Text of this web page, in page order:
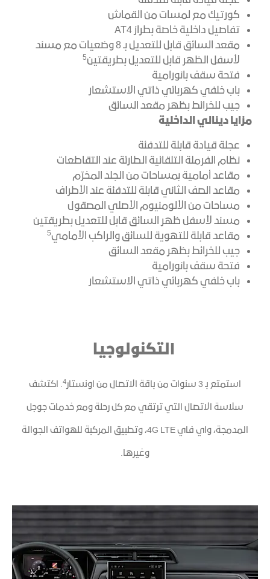
كورتيك مع لمسات من القماش
تفاصيل داخلية خاصة بطراز AT4
مقعد السائق قابل للتعديل بـ 8 وضعيات مع مسند
لأسفل الظهر قابل للتعديل بطريقتين5
فتحة سقف بانورامية
باب خلفي كهربائي ذاتي الاستشعار
جيب للخرائط بظهر مقعد السائق
مزايا دينالي الداخلية
عجلة قيادة قابلة للتدفئة
نظام الفرملة التلقائية الطارئة عند التقاطعات
مقاعد أمامية بمساحات من الجلد المخرّم
مقاعد الصف الثاني قابلة للتدفئة عند الأطراف
مساحات من الألومنيوم الأصلي المصقول
مسند لأسفل ظهر السائق قابل للتعديل بطريقتين
مقاعد قابلة للتهوية للسائق والراكب الأمامي5
جيب للخرائط بظهر مقعد السائق
فتحة سقف بانورامية
باب خلفي كهربائي ذاتي الاستشعار
التكنولوجيا
استمتع بـ 3 سنوات من باقة الاتصال من اونستار 4. اكتشف
سلاسة الاتصال التي ترتقي مع كل رحلة ومع خدمات جوجل
المدمجة، واي فاي 4G LTE، وتطبيق المركبة للهواتف الجوالة
وغيرها.